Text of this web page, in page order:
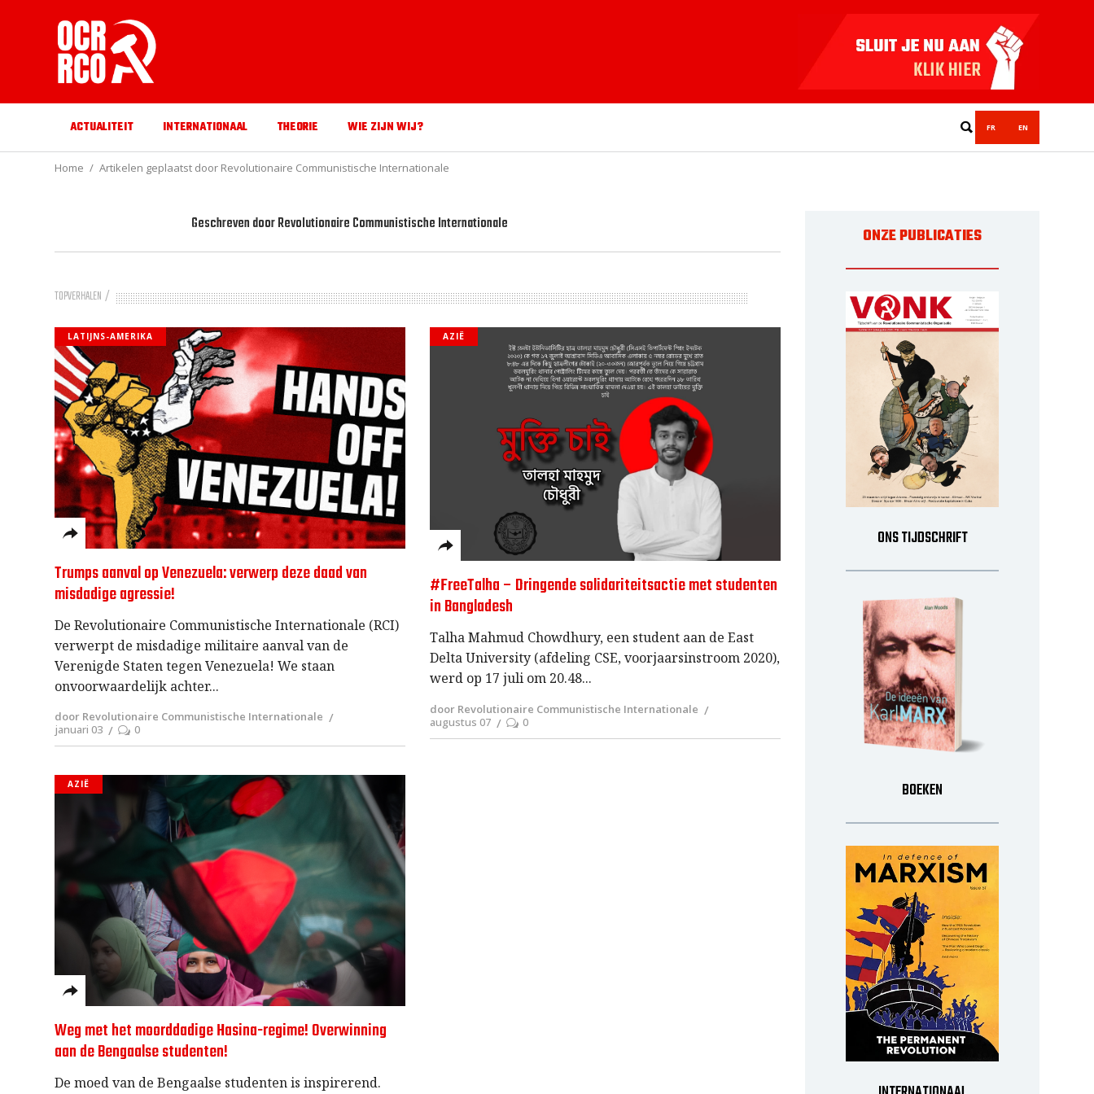
ACTUALITEIT INTERNATIONAAL THEORIE WIE ZIJN WIJ? FR EN
Home Artikelen geplaatst door Revolutionaire Communistische Internationale
Geschreven doorRevolutionaire Communistische Internationale
TOPVERHALEN
LATIJNS-AMERIKA
Trumps aanval op Venezuela: verwerp deze daad van
misdadige agressie!
De Revolutionaire Communistische Internationale (RCI)
verwerpt de misdadige militaire aanval van de
Verenigde Staten tegen Venezuela! We staan
onvoorwaardelijk achter
door Revolutionaire Communistische Internationale
januari 03
0
AZIË
#FreeTalha – Dringende solidariteitsactie met studenten
in Bangladesh
Talha Mahmud Chowdhury, een student aan de East
Delta University (afdeling CSE, voorjaarsinstroom 2020),
werd op 17 juli om 20.48
door Revolutionaire Communistische Internationale
augustus 07
0
AZIË
Weg met het moorddadige Hasina-regime! Overwinning
aan de Bengaalse studenten!
De moed van de Bengaalse studenten is inspirerend.
ONZE PUBLICATIES
ONS TIJDSCHRIFT
BOEKEN